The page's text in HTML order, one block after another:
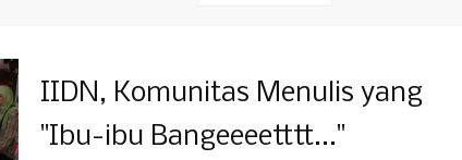
IIDN, Komunitas Menulis yang
"Ibu-ibu Bangeeeetttt..."